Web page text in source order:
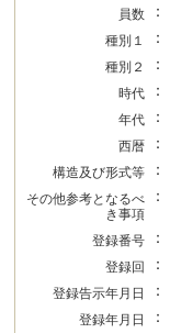
員数 ：
種別１
：
種別２
：
時代
：
年代
：
西暦
：
構造及び形式等
：
その他参考となるべ
き事項
：
登録番号 ：
登録回
：
登録告示年月日
：
登録年月日
：